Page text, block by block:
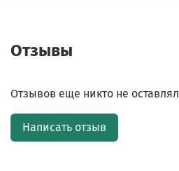
Отзывы
Отзывов еще никто не оставлял
Написать отзыв